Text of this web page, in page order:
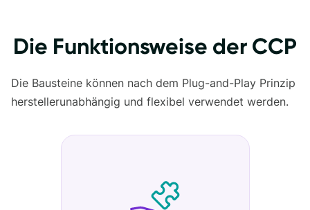
Die Funktionsweise der CCP
Die Bausteine können nach dem Plug-and-Play Prinzip
herstellerunabhängig und flexibel verwendet werden.